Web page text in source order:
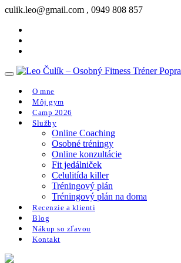
Skip
content
culik.leo@gmail.com , 0949 808 857
O mne
Môj gym
Camp 2026
Služby
Online Coaching
Osobné tréningy
Online konzultácie
Fit jedálniček
Celulitída killer
Tréningový plán
Tréningový plán na doma
Recenzie a klienti
Blog
Nákup so zľavou
Kontakt